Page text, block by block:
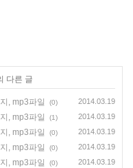
다른 글
, mp3파일 (0) 2014.03.19
, mp3파일 (1) 2014.03.19
, mp3파일 (0) 2014.03.19
, mp3파일 (0) 2014.03.19
, mp3파일 (0) 2014.03.19